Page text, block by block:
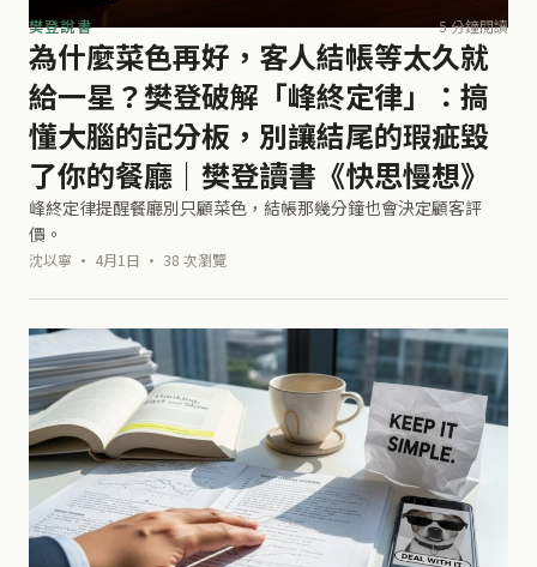
樊登說書 5 分鐘閱讀
為什麼菜色再好，客人結帳等太久就
給一星？樊登破解「峰終定律」：搞
懂大腦的記分板，別讓結尾的瑕疵毀
了你的餐廳｜樊登讀書《快思慢想》
峰終定律提醒餐廳別只顧菜色，結帳那幾分鐘也會決定顧客評
價。
沈以寧 · 4月1日 · 38 次瀏覽